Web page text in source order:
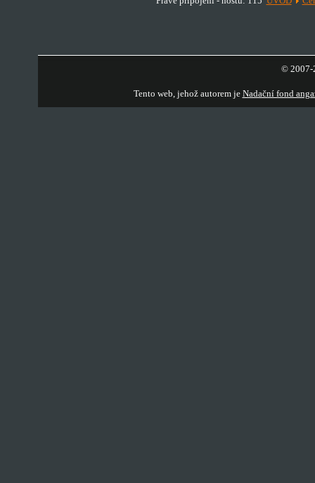
© 2007-
Tento web, jehož autorem je Nadační fond